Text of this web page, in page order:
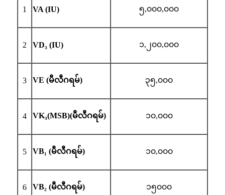
1 VA (IU) ၅,၀၀၀,၀၀၀
2 VD₃ (IU) ၁,၂၀၀,၀၀၀
3 VE (မီလီဂရမ်) ၃၅,၀၀၀
4 VK₃(MSB)(မီလီဂရမ်) ၁၀,၀၀၀
5 VB₁ (မီလီဂရမ်) ၁၀,၀၀၀
6 VB₂ (မီလီဂရမ်) ၁၅၀၀၀